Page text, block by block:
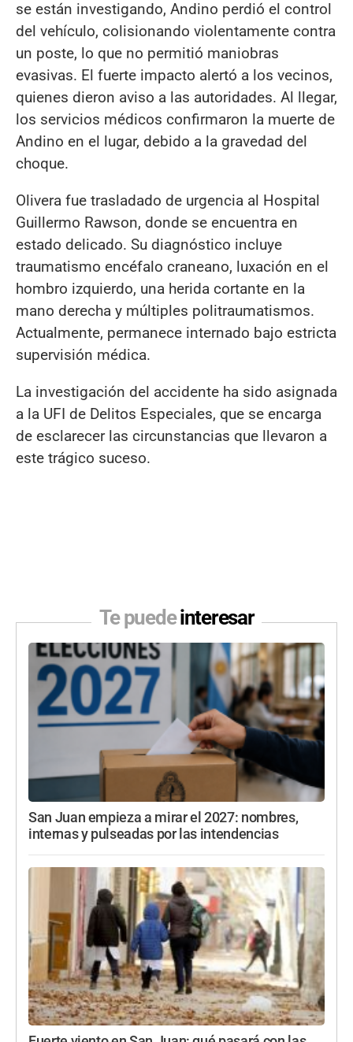
se están investigando, Andino perdió el control
del vehículo, colisionando violentamente contra
un poste, lo que no permitió maniobras
evasivas. El fuerte impacto alertó a los vecinos,
quienes dieron aviso a las autoridades. Al llegar,
los servicios médicos confirmaron la muerte de
Andino en el lugar, debido a la gravedad del
choque.
Olivera fue trasladado de urgencia al Hospital
Guillermo Rawson, donde se encuentra en
estado delicado. Su diagnóstico incluye
traumatismo encéfalo craneano, luxación en el
hombro izquierdo, una herida cortante en la
mano derecha y múltiples politraumatismos.
Actualmente, permanece internado bajo estricta
supervisión médica.
La investigación del accidente ha sido asignada
a la UFI de Delitos Especiales, que se encarga
de esclarecer las circunstancias que llevaron a
este trágico suceso.
Te puedeinteresar
San Juan empieza a mirar el 2027: nombres,
internas y pulseadas por las intendencias